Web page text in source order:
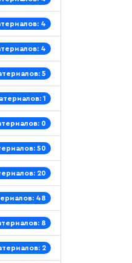
4
4
5
1
0
50
20
48
8
2